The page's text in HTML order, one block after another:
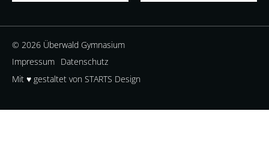
© 2026 Überwald Gymnasium
Impressum Datenschutz
Mit ♥ gestaltet von STARTS Design